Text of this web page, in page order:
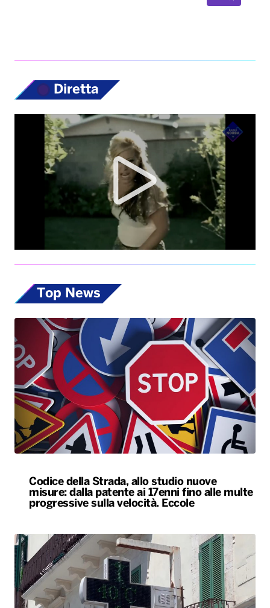
Diretta
Top News
Codice della Strada, allo studio nuove
misure: dalla patente ai 17enni fino alle multe
progressive sulla velocità. Eccole